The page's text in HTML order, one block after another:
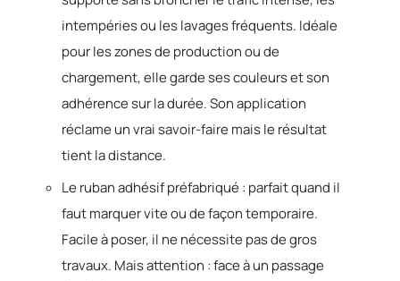
intempéries ou les lavages fréquents. Idéale
pour les zones de production ou de
chargement, elle garde ses couleurs et son
adhérence sur la durée. Son application
réclame un vrai savoir-faire mais le résultat
tient la distance.
Le ruban adhésif préfabriqué : parfait quand il
faut marquer vite ou de façon temporaire.
Facile à poser, il ne nécessite pas de gros
travaux. Mais attention : face à un passage